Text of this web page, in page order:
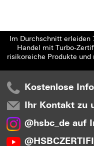
Im Durchschnitt erleiden
Handel mit Turbo-
risikoreiche Produkte
Kostenlose
Ihr Kontakt zu
@hsbc_de auf